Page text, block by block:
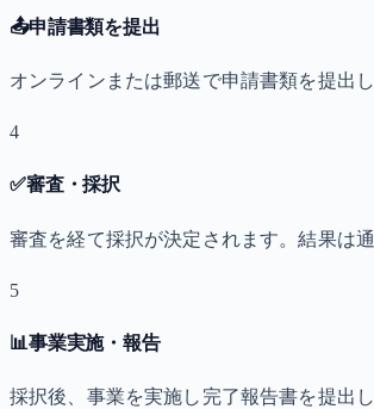
📤申請書類を提出
オンラインまたは郵送で申請書類を提出し
4
✅審査・採択
審査を経て採択が決定されます。結果は通
5
📊事業実施・報告
採択後、事業を実施し完了報告書を提出し